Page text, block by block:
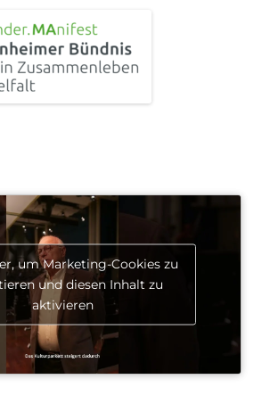
um Marketing-Cookies zu
und diesen Inhalt zu
aktivieren